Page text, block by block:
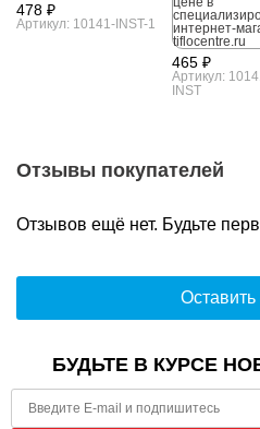
478 ₽
Артикул: 10141-INST-1
465 ₽
Артикул:
INST
Отзывы покупателей
Отзывов ещё нет. Будьте
Оставить
БУДЬТЕ В КУРСЕ